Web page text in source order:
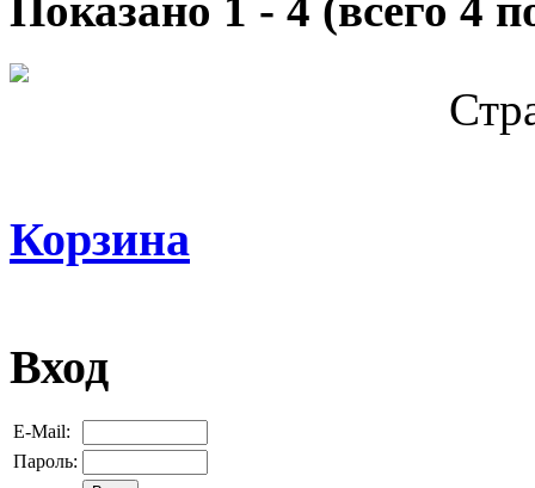
Показано 1 - 4 (всего 4
Корзина
Вход
E-Mail:
Пароль: